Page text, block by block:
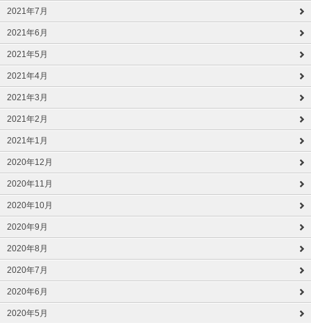
2021年7月
2021年6月
2021年5月
2021年4月
2021年3月
2021年2月
2021年1月
2020年12月
2020年11月
2020年10月
2020年9月
2020年8月
2020年7月
2020年6月
2020年5月